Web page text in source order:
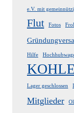
e.V. mit
Flut Fotos
Hilfe
Lager geschlossen
Mitglieder